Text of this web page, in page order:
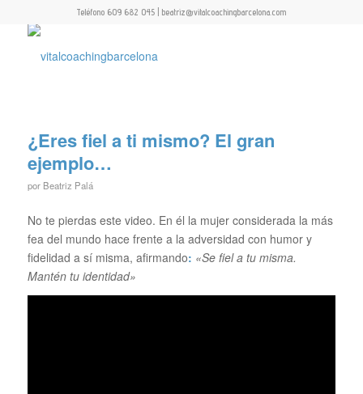
Teléfono 609 682 045 | beatriz@vitalcoachingbarcelona.com
¿Eres fiel a ti mismo? El gran
ejemplo…
por Beatriz Palá
No te pierdas este video. En él la mujer considerada la más
fea del mundo hace frente a la adversidad con humor y
fidelidad a sí misma, afirmando: «Se fiel a tu misma.
Mantén tu identidad»